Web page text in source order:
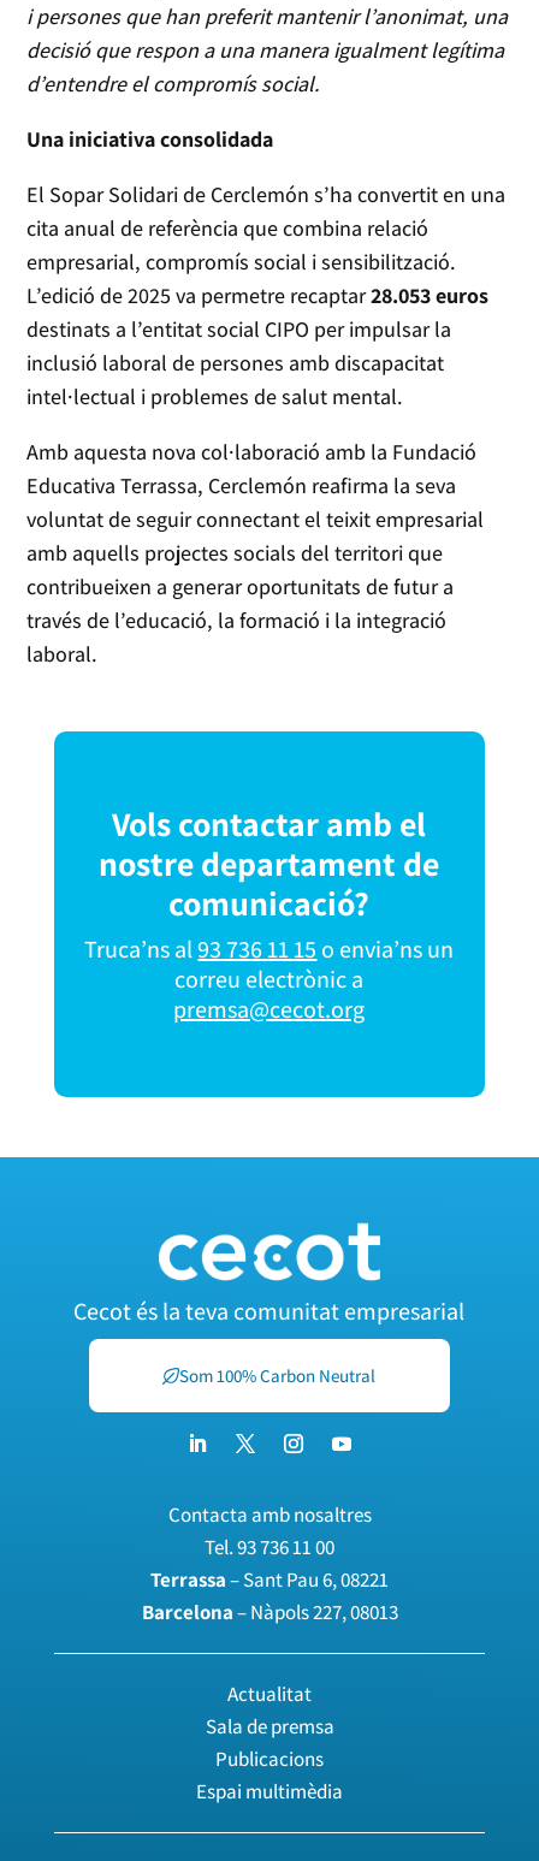
i persones que han preferit mantenir l’anonimat, una
decisió que respon a una manera igualment legítima
d’entendre el compromís social.
Una iniciativa consolidada
El Sopar Solidari de Cerclemón s’ha convertit en una
cita anual de referència que combina relació
empresarial, compromís social i sensibilització.
L’edició de 2025 va permetre recaptar28.053 euros
destinats a l’entitat social CIPO per impulsar la
inclusió laboral de persones amb discapacitat
intel·lectual i problemes de salut mental.
Amb aquesta nova col·laboració amb la Fundació
Educativa Terrassa, Cerclemón reafirma la seva
voluntat de seguir connectant el teixit empresarial
amb aquells projectes socials del territori que
contribueixen a generar oportunitats de futur a
través de l’educació, la formació i la integració
laboral.
Vols contactar amb el
nostre departament de
comunicació?
Truca’ns al93 736 11 15 o envia’ns un
correu electrònic a
premsa@cecot.org
Cecot és la teva comunitat empresarial
Som 100% Carbon Neutral
Contacta amb nosaltres
Tel.93 736 11 00
Terrassa– Sant Pau 6, 08221
Barcelona– Nàpols 227, 08013
Actualitat
Sala de premsa
Publicacions
Espai multimèdia